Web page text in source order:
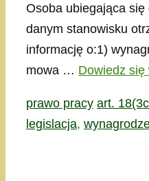
Osoba ubiegająca
danym stanowisku
informację o:1)
mowa … Dowiedz się
Kategorie
prawo pracy Tagi
art.
legislacja,